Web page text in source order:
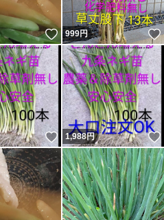
いいね！
999円
いいね！
1,988円